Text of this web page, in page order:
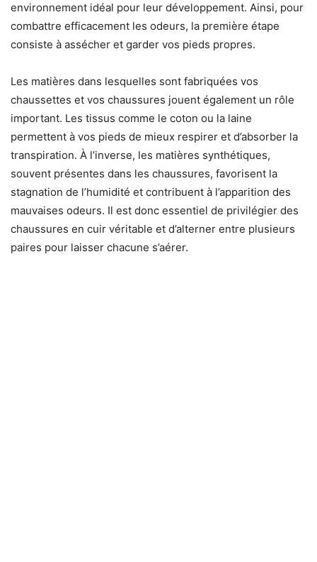
environnement idéal pour leur développement. Ainsi, pour
combattre efficacement les odeurs, la première étape
consiste à assécher et garder vos pieds propres.
Les matières dans lesquelles sont fabriquées vos
chaussettes et vos chaussures jouent également un rôle
important. Les tissus comme le coton ou la laine
permettent à vos pieds de mieux respirer et d’absorber la
transpiration. À l’inverse, les matières synthétiques,
souvent présentes dans les chaussures, favorisent la
stagnation de l’humidité et contribuent à l’apparition des
mauvaises odeurs. Il est donc essentiel de privilégier des
chaussures en cuir véritable et d’alterner entre plusieurs
paires pour laisser chacune s’aérer.